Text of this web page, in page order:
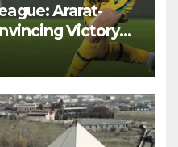
Ararat-
Victory
2-0